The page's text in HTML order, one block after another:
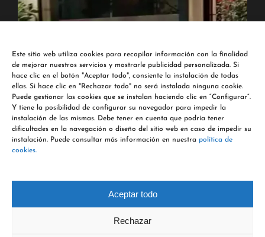
Este sitio web utiliza cookies para recopilar información con la finalidad
de mejorar nuestros servicios y mostrarle publicidad personalizada. Si
hace clic en el botón "Aceptar todo", consiente la instalación de todas
ellas. Si hace clic en "Rechazar todo" no será instalada ninguna cookie.
Puede gestionar las cookies que se instalan haciendo clic en “Configurar”.
Y tiene la posibilidad de configurar su navegador para impedir la
instalación de las mismas. Debe tener en cuenta que podría tener
dificultades en la navegación o diseño del sitio web en caso de impedir su
instalación. Puede consultar más información en nuestra política de
cookies.
Aceptar todo
Rechazar